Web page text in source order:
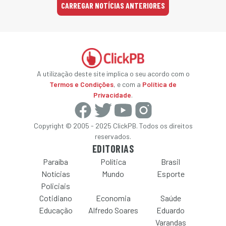
CARREGAR NOTÍCIAS ANTERIORES
A utilização deste site implica o seu acordo com o
Termos e Condições, e com a Política de
Privacidade.
Copyright © 2005 - 2025 ClickPB. Todos os direitos
reservados.
EDITORIAS
Paraíba Política
Brasil
Notícias
Policiais
Mundo Esporte
Cotidiano Economia
Saúde
Educação
Alfredo Soares
Eduardo
Varandas